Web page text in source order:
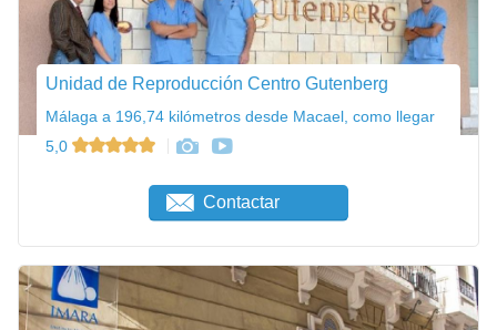
Unidad de Reproducción Centro Gutenberg
Málaga a 196,74 kilómetros desde Macael, como llegar
5,0
Contactar